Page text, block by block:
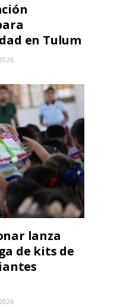
en Tulum
lanza
de kits de